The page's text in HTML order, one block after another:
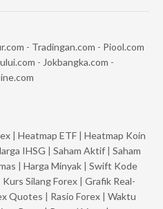
- Tradingan.com - Piool.com
- Jokbangka.com -
| Heatmap ETF | Heatmap Koin
IHSG | Saham Aktif | Saham
| Harga Minyak | Swift Kode
Kurs Silang Forex | Grafik Real-
Quotes | Rasio Forex | Waktu